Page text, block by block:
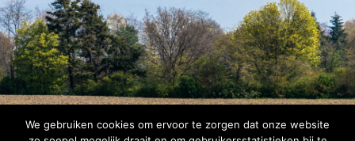
We gebruiken cookies om ervoor te zorgen dat onze website